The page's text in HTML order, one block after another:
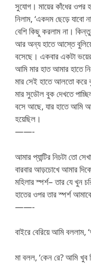
সুযোগ। মায়ের কাঁধের ওপর
নিলাম, ‘একদম ছেড়ে যাবো
বেশি কিছু করলাম না।
আর অন্য হাতে আস্তে
বসেছে। একবার একটা
আমি মার হাত আমার হাতে
মার সেই হাতে আলতো করে
মার সুডৌল বুক দেখতে
বসে আছে, যার হাতে আমি
হয়েছিল।
——-
আমার প্যান্টির নিচটা তো
বারবার আড়চোখে আমার
মহিলার স্পর্শ– তার যে খুন
হাতের ওপর তার স্পর্শ
——-
বাইরে বেরিয়ে আমি বললাম,
মা বলল, ‘কেন রে? আমি খুব